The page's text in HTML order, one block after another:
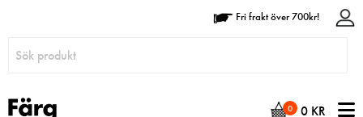
Fri frakt över 700kr!
0 0 KR